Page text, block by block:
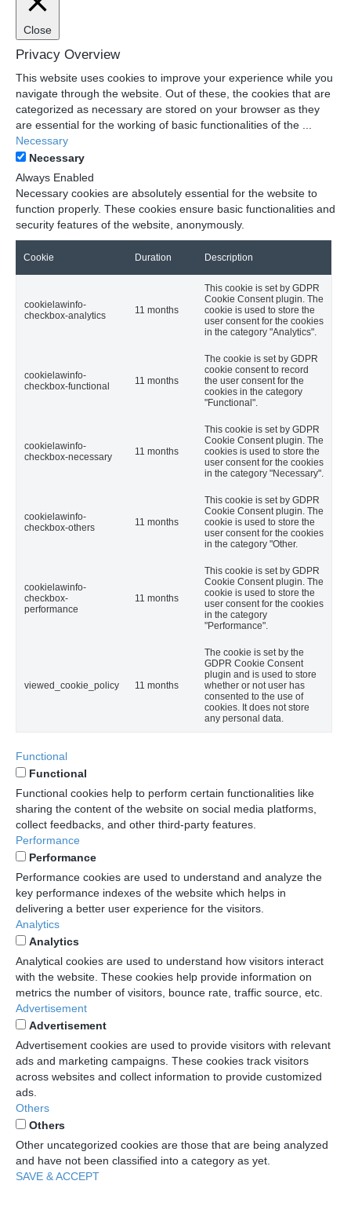
Close
Privacy Overview
This website uses cookies to improve your experience while you
navigate through the website. Out of these, the cookies that are
categorized as necessary are stored on your browser as they
are essential for the working of basic functionalities of the
Necessary
Necessary
Always Enabled
Necessary cookies are absolutely essential for the website to
function properly. These cookies ensure basic functionalities and
security features of the website, anonymously.
Cookie Duration Description
cookielawinfo-
checkbox-analytics
11 months
This cookie is set by GDPR
Cookie Consent plugin. The
cookie is used to store the
user consent for the cookies
in the category "Analytics".
cookielawinfo-
checkbox-functional
11 months
The cookie is set by GDPR
cookie consent to record
the user consent for the
cookies in the category
"Functional".
cookielawinfo-
checkbox-necessary
11 months
This cookie is set by GDPR
Cookie Consent plugin. The
cookies is used to store the
user consent for the cookies
in the category "Necessary".
cookielawinfo-
checkbox-others
11 months
This cookie is set by GDPR
Cookie Consent plugin. The
cookie is used to store the
user consent for the cookies
in the category "Other.
cookielawinfo-
checkbox-
performance
11 months
This cookie is set by GDPR
Cookie Consent plugin. The
cookie is used to store the
user consent for the cookies
in the category
"Performance".
viewed_cookie_policy 11 months
The cookie is set by the
GDPR Cookie Consent
plugin and is used to store
whether or not user has
consented to the use of
cookies. It does not store
any personal data.
Functional
Functional
Functional cookies help to perform certain functionalities like
sharing the content of the website on social media platforms,
collect feedbacks, and other third-party features.
Performance
Performance
Performance cookies are used to understand and analyze the
key performance indexes of the website which helps in
delivering a better user experience for the visitors.
Analytics
Analytics
Analytical cookies are used to understand how visitors interact
with the website. These cookies help provide information on
metrics the number of visitors, bounce rate, traffic source, etc.
Advertisement
Advertisement
Advertisement cookies are used to provide visitors with relevant
ads and marketing campaigns. These cookies track visitors
across websites and collect information to provide customized
ads.
Others
Others
Other uncategorized cookies are those that are being analyzed
and have not been classified into a category as yet.
SAVE & ACCEPT